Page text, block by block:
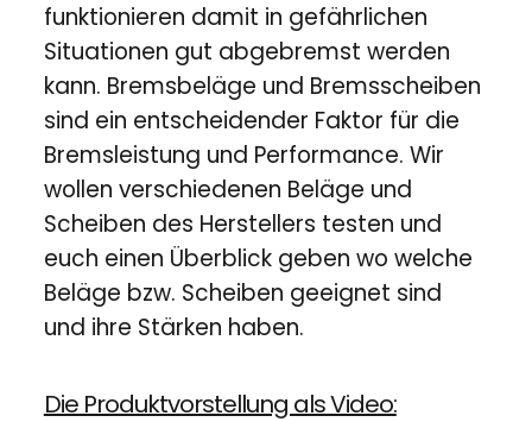
funktionieren damit in gefährlichen
Situationen gut abgebremst werden
kann. Bremsbeläge und Bremsscheiben
sind ein entscheidender Faktor für die
Bremsleistung und Performance. Wir
wollen verschiedenen Beläge und
Scheiben des Herstellers testen und
euch einen Überblick geben wo welche
Beläge bzw. Scheiben geeignet sind
und ihre Stärken haben.
Die Produktvorstellung als Video: